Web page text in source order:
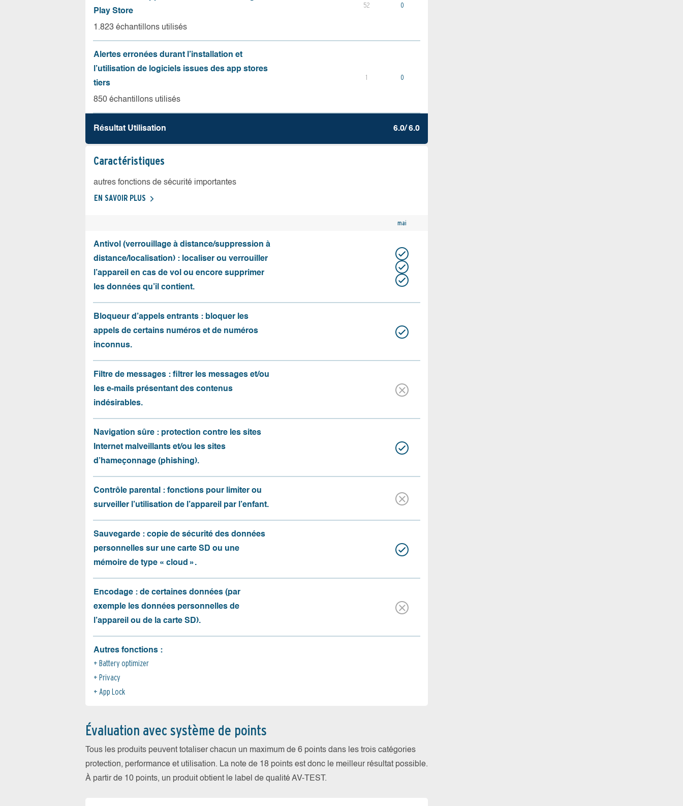
Play Store
1.823 échantillons utilisés
52 0
Alertes erronées durant l’installation et
l’utilisation de logiciels issues des app stores
tiers
850 échantillons utilisés
1 0
Résultat Utilisation 6.0/ 6.0
Caractéristiques
autres fonctions de sécurité importantes
EN SAVOIR PLUS
mai
Antivol (verrouillage à distance/suppression à
distance/localisation) : localiser ou verrouiller
l’appareil en cas de vol ou encore supprimer
les données qu’il contient.
Bloqueur d’appels entrants : bloquer les
appels de certains numéros et de numéros
inconnus.
Filtre de messages : filtrer les messages et/ou
les e-mails présentant des contenus
indésirables.
Navigation sûre : protection contre les sites
Internet malveillants et/ou les sites
d’hameçonnage (phishing).
Contrôle parental : fonctions pour limiter ou
surveiller l’utilisation de l’appareil par l’enfant.
Sauvegarde : copie de sécurité des données
personnelles sur une carte SD ou une
mémoire de type « cloud ».
Encodage : de certaines données (par
exemple les données personnelles de
l’appareil ou de la carte SD).
Autres fonctions :
Battery optimizer
Privacy
App Lock
Évaluation avec système de points
Tous les produits peuvent totaliser chacun un maximum de 6 points dans les trois catégories
protection, performance et utilisation. La note de 18 points est donc le meilleur résultat possible.
À partir de 10 points, un produit obtient le label de qualité AV-TEST.